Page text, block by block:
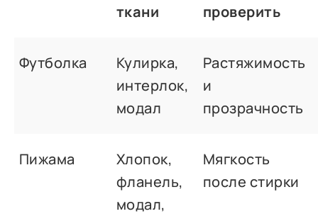
ткани
проверить
Футболка
Кулирка,
интерлок,
модал
Растяжимость
и
прозрачность
Пижама
Хлопок,
фланель,
модал,
Мягкость
после стирки